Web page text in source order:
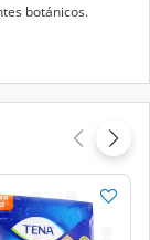
botánicos.